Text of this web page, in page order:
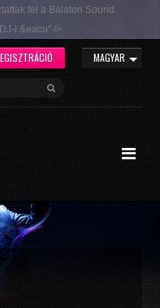
fel a Balaton Sound
i &eacu" />
MAGYAR